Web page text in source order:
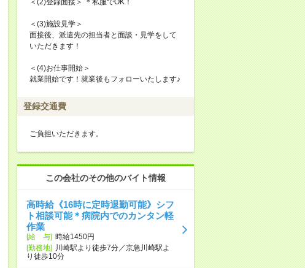
＜(3)施設見学＞
面接後、派遣先の担当者と面談・見学をして
いただきます！
＜(4)お仕事開始＞
就業開始です！就業後もフォローいたします♪
登録交通費
ご負担いただきます。
この会社のその他のバイト情報
高時給《16時に定時退勤可能》シフ
ト相談可能＊病院内でのカンタン軽
作業
[給 与] 時給1450円
[勤務地] 川崎駅より徒歩7分／京急川崎駅よ
り徒歩10分